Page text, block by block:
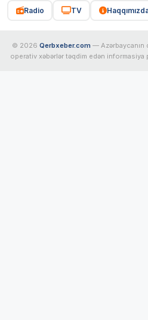
Radio TV
© 2026 Qerbxeber.com — Azərbaycanın
operativ xəbərlər təqdim edən informasiya